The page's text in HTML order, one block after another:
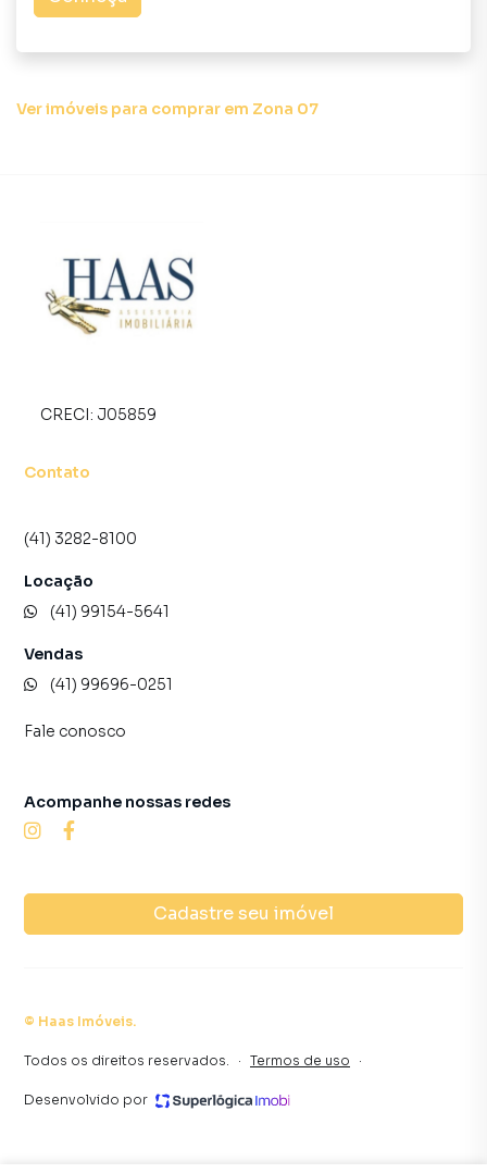
Ver imóveis para comprar em Zona 07
CRECI: J05859
Contato
(41) 3282-8100
Locação
(41) 99154-5641
Vendas
(41) 99696-0251
Fale conosco
Cadastre seu imóvel
Acompanhe nossas redes
© Haas Imóveis.
Todos os direitos reservados. · Termos de uso ·
Desenvolvido por